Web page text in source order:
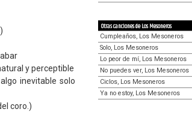
y perceptible
inevitable solo
coro.)
Otras canciones de Los Mesoneros
Cumpleaños, Los Mesoneros
Solo, Los Mesoneros
Lo peor de mí, Los Mesoneros
No puedes ver, Los Mesoneros
Ciclos, Los Mesoneros
Ya no estoy, Los Mesoneros